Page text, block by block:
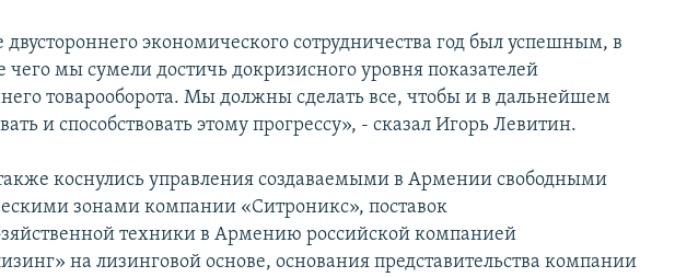
двустороннего экономического сотрудничества год был успешным, в
чего мы сумели достичь докризисного уровня показателей
товарооборота. Мы должны сделать все, чтобы и в дальнейшем
и способствовать этому прогрессу», - сказал Игорь Левитин.
коснулись управления создаваемыми в Армении свободными
зонами компании «Ситроникс», поставок
техники в Армению российской компанией
на лизинговой основе, основания представительства компании